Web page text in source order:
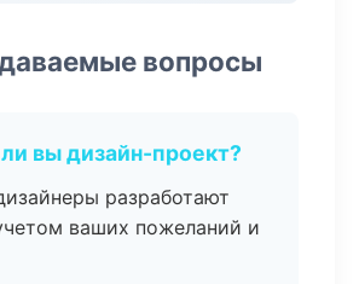
вопросы
вы дизайн-проект?
разработают
ваших пожеланий и